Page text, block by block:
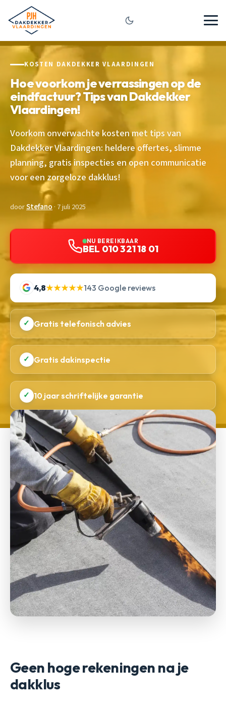
KOSTEN DAKDEKKER VLAARDINGEN
Hoe voorkom je verrassingen op de
eindfactuur? Tips van Dakdekker
Vlaardingen!
Voorkom onverwachte kosten met tips van
Dakdekker Vlaardingen: heldere offertes, slimme
planning, gratis inspecties en open communicatie
voor een zorgeloze dakklus!
doorStefano · 7 juli 2025
NU BEREIKBAAR
BEL 010 321 18 01
4,8★★★★★143 Google reviews
✓ Gratis telefonisch advies
✓ Gratis dakinspectie
✓ 10 jaar schriftelijke garantie
Geen hoge rekeningen na je
dakklus